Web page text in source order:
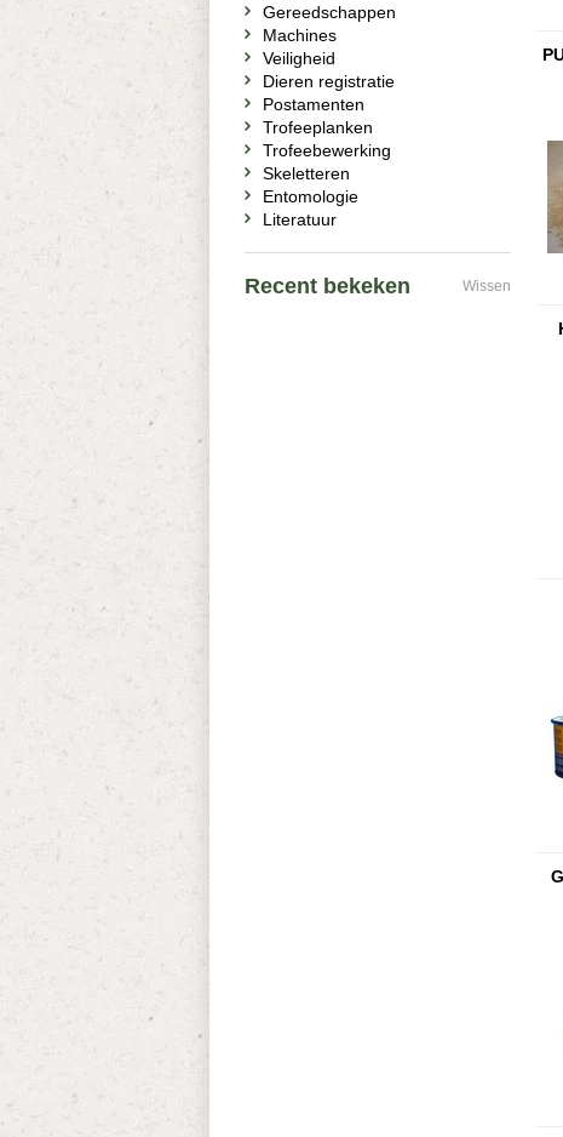
Gereedschappen
Machines
Veiligheid
Dieren registratie
Postamenten
Trofeeplanken
Trofeebewerking
Skeletteren
Entomologie
Literatuur
Recent bekeken Wissen